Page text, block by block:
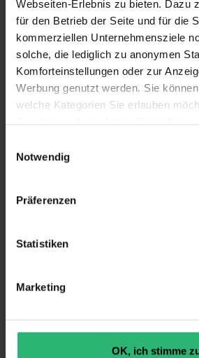
Webseiten-Erlebnis zu bieten. Dazu
für den Betrieb der Seite und für die
kommerziellen Unternehmensziele
solche, die lediglich zu anonymen
Komforteinstellungen oder zur
Werbung genutzt werden. Sie
welche Kategorien Sie erlauben
Sie, dass aufgrund Ihrer
Weitere Informationen finden Sie in
Notwendig
Präferenzen
Statistiken
Marketing
OK, ich stimme
Produktbeschreibung
Produktschlüssel (Der Aufkleber
Installation:
Windows11 64Bit
Akku: Jeder Akku wird auf
Akku-Kapazität liegt im
Akkulaufzeiten übernehmen.
Maße (LxBxH): 233,7 x
Gewicht: 1,7 kg